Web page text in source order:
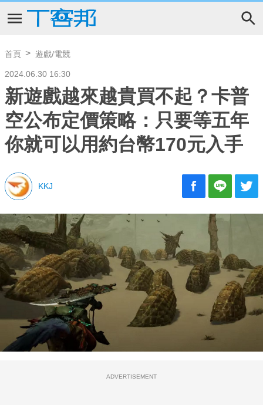
首頁 遊戲/電競
2024.06.30 16:30
新遊戲越來越貴買不起？卡普
空公布定價策略：只要等五年
你就可以用約台幣170元入手
KKJ
ADVERTISEMENT